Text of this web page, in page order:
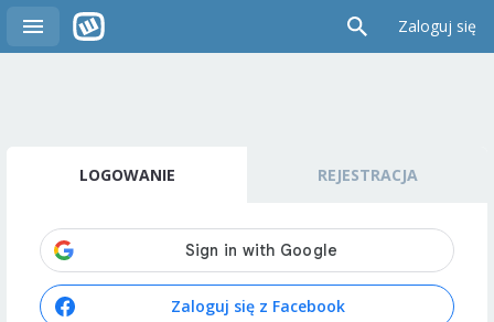
Zaloguj się
LOGOWANIE REJESTRACJA
Zaloguj się z Facebook